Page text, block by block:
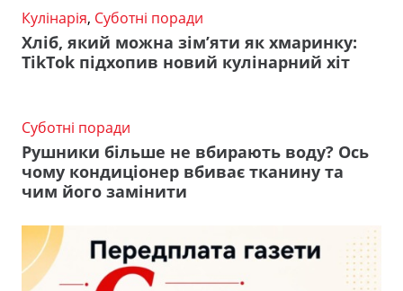
Кулінарія, Суботні поради
Хліб, який можна зім’яти як хмаринку:
TikTok підхопив новий кулінарний хіт
Суботні поради
Рушники більше не вбирають воду? Ось
чому кондиціонер вбиває тканину та
чим його замінити